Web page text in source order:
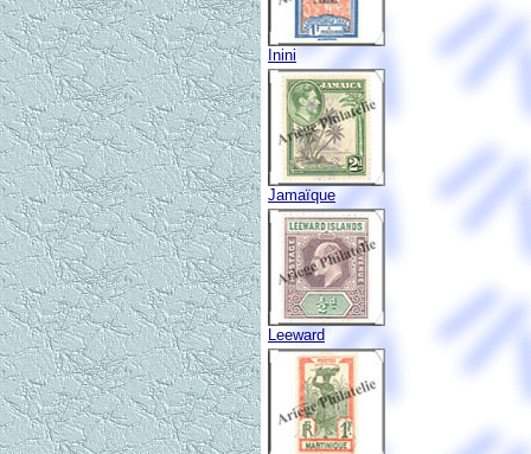
Inini
Jamaïque
Leeward